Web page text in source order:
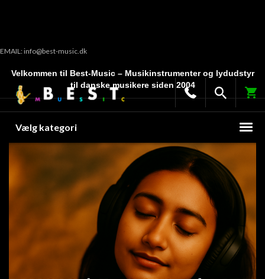
EMAIL: info@best-music.dk
Velkommen til Best-Music – Musikinstrumenter og lydudstyr
til danske musikere siden 2004
Vælg kategori